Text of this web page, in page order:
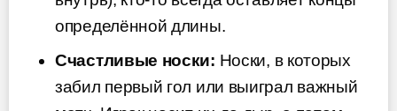
определённой длины.
Счастливые носки: Носки, в которых
забил первый гол или выиграл важный